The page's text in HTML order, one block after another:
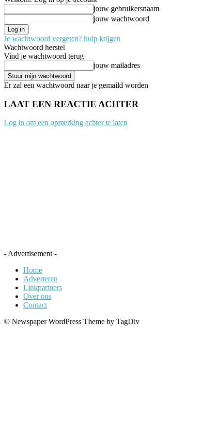
jouw gebruikersnaam
jouw wachtwoord
Je wachtwoord vergeten? hulp krijgen
Wachtwoord herstel
Vind je wachtwoord terug
jouw mailadres
Er zal een wachtwoord naar je gemaild worden
LAAT EEN REACTIE ACHTER
Log in om een opmerking achter te laten
- Advertisement -
Home
Adverteren
Linkpartners
Over ons
Contact
© Newspaper WordPress Theme by TagDiv